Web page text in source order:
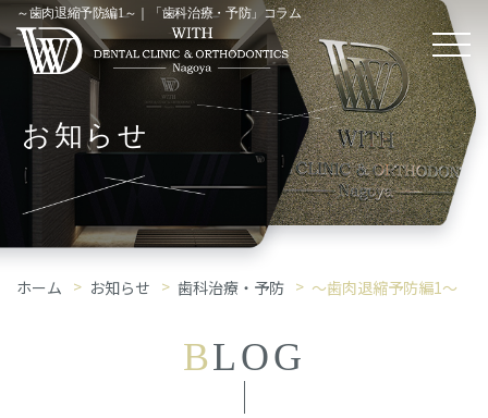
～歯肉退縮予防編1～｜「歯科治療・予防」コラム
お知らせ
ホーム お知らせ 歯科治療・予防 ～歯肉退縮予防編1～
BLOG